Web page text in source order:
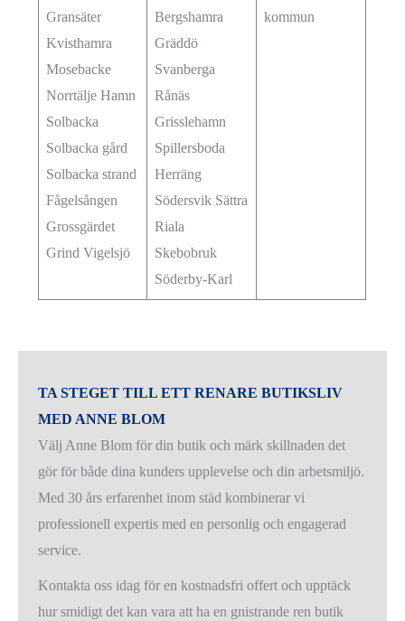
Gransäter
Kvisthamra
Mosebacke
Norrtälje Hamn
Solbacka
Solbacka gård
Solbacka strand
Fågelsången
Grossgärdet
Grind Vigelsjö
Bergshamra
Gräddö
Svanberga
Rånäs
Grisslehamn
Spillersboda
Herräng
Södersvik Sättra
Riala
Skebobruk
Söderby-Karl
kommun
TA STEGET TILL ETT RENARE BUTIKSLIV
MED ANNE BLOM
Välj Anne Blom för din butik och märk skillnaden det
gör för både dina kunders upplevelse och din arbetsmiljö.
Med 30 års erfarenhet inom städ kombinerar vi
professionell expertis med en personlig och engagerad
service.
Kontakta oss idag för en kostnadsfri offert och upptäck
hur smidigt det kan vara att ha en gnistrande ren butik